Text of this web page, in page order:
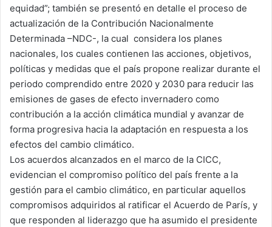
equidad”; también se presentó en detalle el proceso de
actualización de la Contribución Nacionalmente
Determinada –NDC-, la cual considera los planes
nacionales, los cuales contienen las acciones, objetivos,
políticas y medidas que el país propone realizar durante el
periodo comprendido entre 2020 y 2030 para reducir las
emisiones de gases de efecto invernadero como
contribución a la acción climática mundial y avanzar de
forma progresiva hacia la adaptación en respuesta a los
efectos del cambio climático.
Los acuerdos alcanzados en el marco de la CICC,
evidencian el compromiso político del país frente a la
gestión para el cambio climático, en particular aquellos
compromisos adquiridos al ratificar el Acuerdo de París, y
que responden al liderazgo que ha asumido el presidente